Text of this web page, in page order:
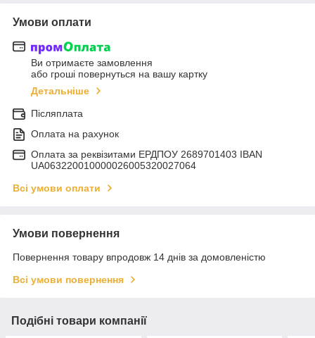
Умови оплати
Ви отримаєте замовлення
або гроші повернуться на вашу картку
Детальніше
Післяплата
Оплата на рахунок
Оплата за реквізитами ЕРДПОУ 2689701403 IBAN
UA063220010000026005320027064
Всі умови оплати
Умови повернення
Повернення товару впродовж 14 днів за домовленістю
Всі умови повернення
Подібні товари компанії